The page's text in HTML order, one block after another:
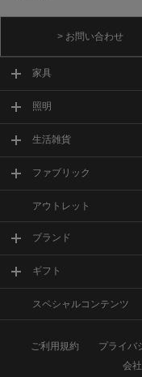
> お問い合わせ
家具
照明
生活雑貨
ファブリック
アウトレット
ブランド
ギフト
スペシャルコンテンツ
ご利用規約 プライバ
会